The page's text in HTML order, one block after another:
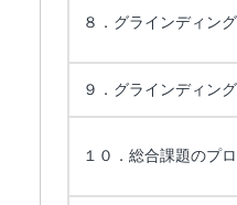
８．グラインディン
９．グラインディン
１０．総合課題のプ